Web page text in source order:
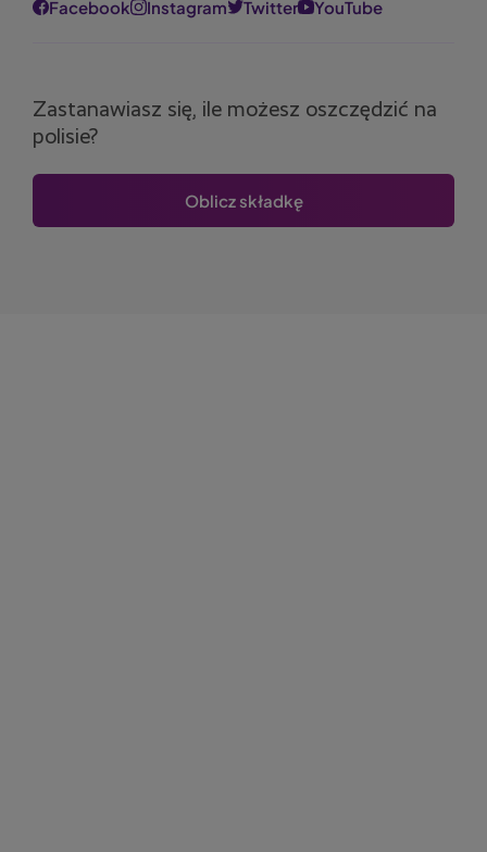
Facebook Instagram Twitter YouTube
Zastanawiasz się, ile możesz oszczędzić na
polisie?
Oblicz składkę